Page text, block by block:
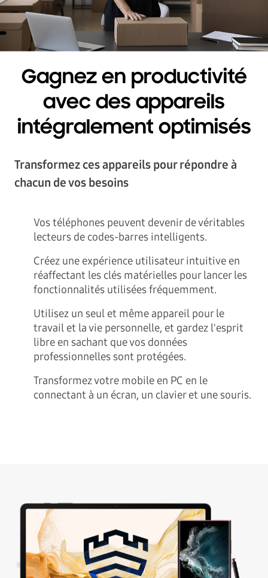
Gagnez en productivité
avec des appareils
intégralement optimisés
Transformez ces appareils pour répondre à
chacun de vos besoins
Vos téléphones peuvent devenir de véritables
lecteurs de codes-barres intelligents.
Créez une expérience utilisateur intuitive en
réaffectant les clés matérielles pour lancer les
fonctionnalités utilisées fréquemment.
Utilisez un seul et même appareil pour le
travail et la vie personnelle, et gardez l'esprit
libre en sachant que vos données
professionnelles sont protégées.
Transformez votre mobile en PC en le
connectant à un écran, un clavier et une souris.